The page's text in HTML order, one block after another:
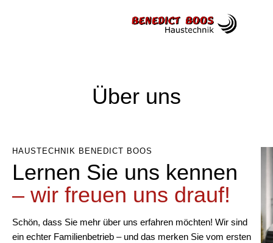
Über uns
HAUSTECHNIK BENEDICT BOOS
Lernen Sie uns kennen
– wir freuen uns drauf!
Schön, dass Sie mehr über uns erfahren möchten! Wir sind
ein echter Familienbetrieb – und das merken Sie vom ersten